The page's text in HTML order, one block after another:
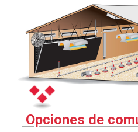
Opciones de